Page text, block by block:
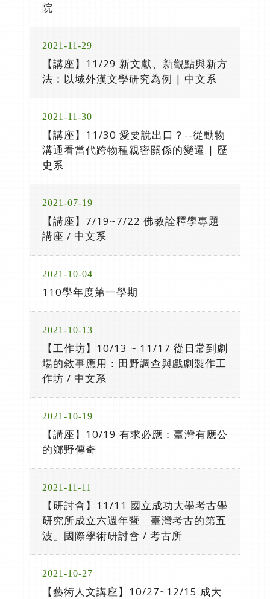
院
2021-11-29
【講座】11/29 新文獻、新觀點與新方
法：以域外漢文學研究為例 | 中文系
2021-11-30
【講座】11/30 愛要說出口？--從動物
溝通看當代跨物種親密關係的變遷 | 歷
史系
2021-07-19
【講座】7/19~7/22 佛教詮釋學專題
講座 / 中文系
2021-10-04
110學年度第一學期
2021-10-13
【工作坊】10/13 ~ 11/17 從日常到劇
場的敘事應用：田野調查與戲劇製作工
作坊 / 中文系
2021-10-19
【講座】10/19 有求必應：臺灣有應公
的鄉野傳奇
2021-11-11
【研討會】11/11 國立成功大學考古學
研究所成立六週年暨「臺灣考古的第五
波」國際學術研討會 / 考古所
2021-10-27
【藝術人文講座】10/27~12/15 成大